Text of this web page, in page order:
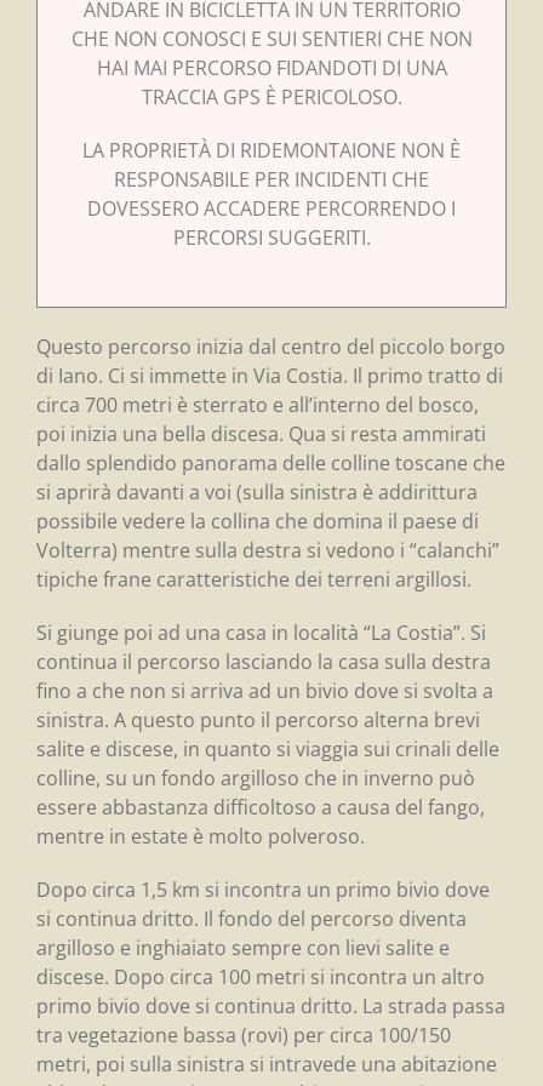
ANDARE IN BICICLETTA IN UN TERRITORIO
CHE NON CONOSCI E SUI SENTIERI CHE NON
HAI MAI PERCORSO FIDANDOTI DI UNA
TRACCIA GPS È PERICOLOSO.
LA PROPRIETÀ DI RIDEMONTAIONE NON È
RESPONSABILE PER INCIDENTI CHE
DOVESSERO ACCADERE PERCORRENDO I
PERCORSI SUGGERITI.
Questo percorso inizia dal centro del piccolo borgo
di Iano. Ci si immette in Via Costia. Il primo tratto di
circa 700 metri è sterrato e all’interno del bosco,
poi inizia una bella discesa. Qua si resta ammirati
dallo splendido panorama delle colline toscane che
si aprirà davanti a voi (sulla sinistra è addirittura
possibile vedere la collina che domina il paese di
Volterra) mentre sulla destra si vedono i “calanchi”
tipiche frane caratteristiche dei terreni argillosi.
Si giunge poi ad una casa in località “La Costia”. Si
continua il percorso lasciando la casa sulla destra
fino a che non si arriva ad un bivio dove si svolta a
sinistra. A questo punto il percorso alterna brevi
salite e discese, in quanto si viaggia sui crinali delle
colline, su un fondo argilloso che in inverno può
essere abbastanza difficoltoso a causa del fango,
mentre in estate è molto polveroso.
Dopo circa 1,5 km si incontra un primo bivio dove
si continua dritto. Il fondo del percorso diventa
argilloso e inghiaiato sempre con lievi salite e
discese. Dopo circa 100 metri si incontra un altro
primo bivio dove si continua dritto. La strada passa
tra vegetazione bassa (rovi) per circa 100/150
metri, poi sulla sinistra si intravede una abitazione